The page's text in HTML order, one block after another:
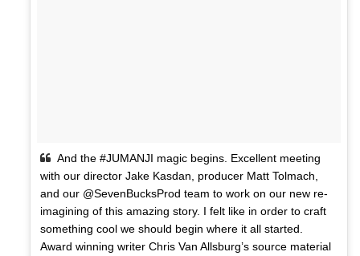
And the #JUMANJI magic begins. Excellent meeting
with our director Jake Kasdan, producer Matt Tolmach,
and our @SevenBucksProd team to work on our new re-
imagining of this amazing story. I felt like in order to craft
something cool we should begin where it all started.
Award winning writer Chris Van Allsburg’s source material